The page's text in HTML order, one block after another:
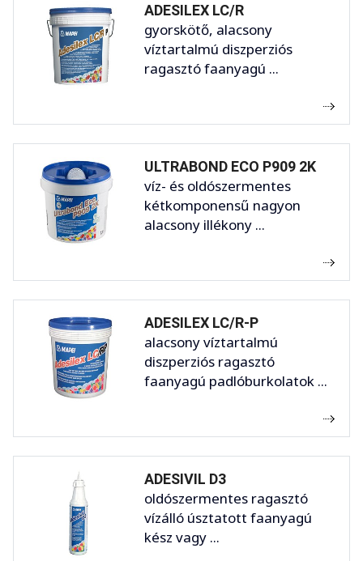
ADESILEX LC/R
gyorskötő, alacsony
víztartalmú diszperziós
ragasztó faanyagú ...
ULTRABOND ECO P909 2K
víz- és oldószermentes
kétkomponensű nagyon
alacsony illékony ...
ADESILEX LC/R-P
alacsony víztartalmú
diszperziós ragasztó
faanyagú padlóburkolatok ...
ADESIVIL D3
oldószermentes ragasztó
vízálló úsztatott faanyagú
kész vagy ...